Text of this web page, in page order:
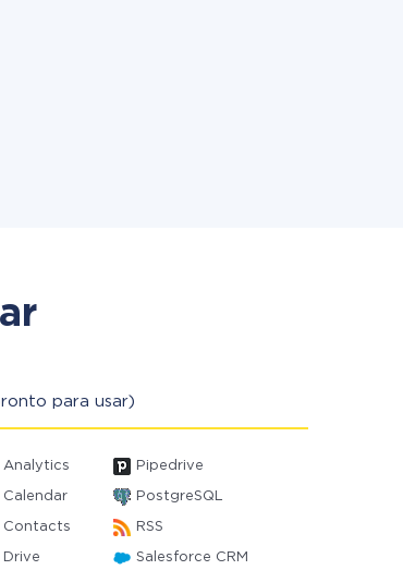
para usar)
Analytics Pipedrive
Calendar PostgreSQL
Contacts RSS
Drive Salesforce CRM